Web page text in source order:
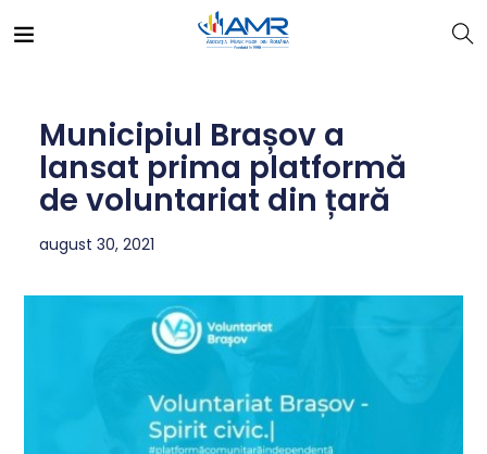
Municipiul Brașov a
lansat prima platformă
de voluntariat din țară
august 30, 2021